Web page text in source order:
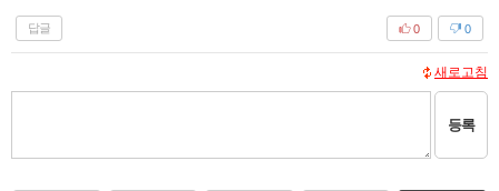
답글 0
0
새로고침
등록